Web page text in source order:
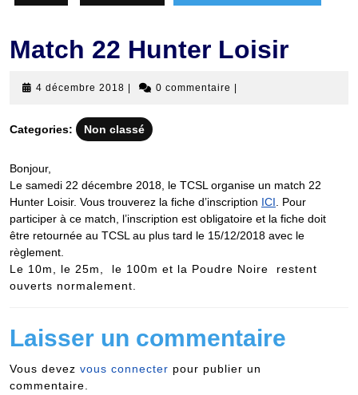
Match 22 Hunter Loisir
4 décembre 2018 4
2018
0 commentaire
Categories: Non classé
Bonjour,
Le samedi 22 décembre 2018, le TCSL organise un match 22
Hunter Loisir. Vous trouverez la fiche d’inscription ICI . Pour
participer à ce match, l’inscription est obligatoire et la fiche doit
être retournée au TCSL au plus tard le 15/12/2018 avec le
règlement.
Le 10m, le 25m, le 100m et la Poudre Noire restent
ouverts normalement.
Laisser un commentaire
Vous devez vous connecter pour publier un
commentaire.